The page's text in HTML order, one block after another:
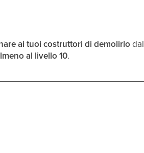
ai tuoi costruttori di demolirlo dal
al livello 10.